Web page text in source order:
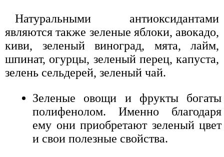
Натуральными антиоксидантами
являются также зеленые яблоки, авокадо,
киви, зеленый виноград, мята, лайм,
шпинат, огурцы, зеленый перец, капуста,
зелень сельдерей, зеленый чай.
Зеленые овощи и фрукты богаты
полифенолом. Именно благодаря
ему они приобретают зеленый цвет
и свои полезные свойства.